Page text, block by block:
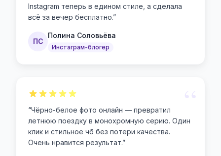
Instagram теперь в едином стиле, а сделала
всё за вечер бесплатно.”
ПС
Полина Соловьёва
Инстаграм-блогер
“Чёрно-белое фото онлайн — превратил
летнюю поездку в монохромную серию. Один
клик и стильное чб без потери качества.
Очень нравится результат.”